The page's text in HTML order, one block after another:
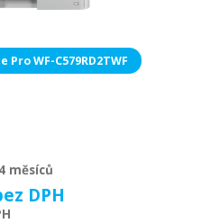
Pro WF-C579RD2TWF
měsíců
DPH